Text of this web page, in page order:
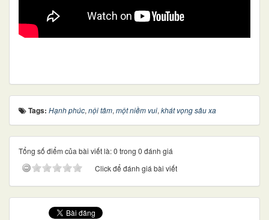
Tags: Hạnh phúc, nội tâm, một niềm vui, khát vọng sâu xa
Tổng số điểm của bài viết là: 0 trong 0 đánh giá
Click để đánh giá bài viết